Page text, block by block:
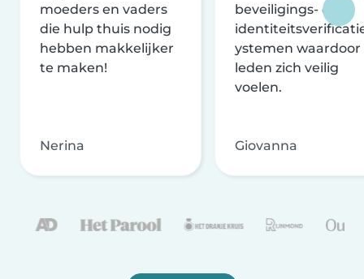
moeders en vaders
die hulp thuis nodig
hebben makkelijker
te maken!
Nerina
beveiligings- en
ystemen waardoor
leden zich veilig
voelen.
Giovanna